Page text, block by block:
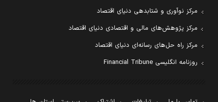
مرکز نوآوری و شتابدهی دنیای اقتصاد
مرکز پژوهش‌های مالی و اقتصادی دنیای اقتصاد
مرکز راه حل‌های رسانه‌ای دنیای اقتصاد
روزنامه انگلیسی Financial Tribune